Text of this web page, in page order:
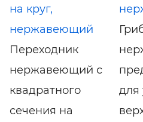
на круг,
нержавеющий
Переходник
нержавеющий с
квадратного
сечения на
для